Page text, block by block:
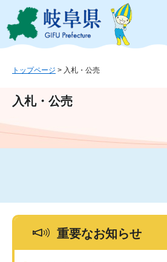
ジ
ュ
文
このページの本文へ
トップページ > 入札・公売
入札・公売
重要なお知らせ